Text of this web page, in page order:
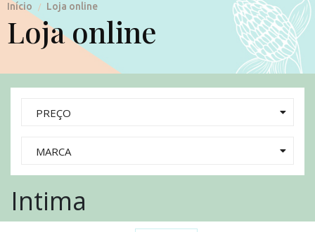
Início / Loja online
Loja online
PREÇO
MARCA
Intima